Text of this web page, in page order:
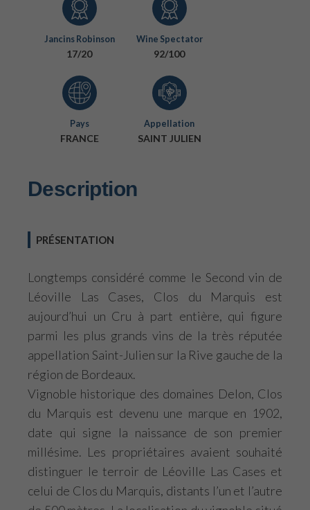
Jancins Robinson
17/20
Wine Spectator
92/100
Pays
FRANCE
Appellation
SAINT JULIEN
Description
PRÉSENTATION
Longtemps considéré comme le Second vin de
Léoville Las Cases, Clos du Marquis est
aujourd’hui un Cru à part entière, qui figure
parmi les plus grands vins de la très réputée
appellation Saint-Julien sur la Rive gauche de la
région de Bordeaux.
Vignoble historique des domaines Delon, Clos
du Marquis est devenu une marque en 1902,
date qui signe la naissance de son premier
millésime. Les propriétaires avaient souhaité
distinguer le terroir de Léoville Las Cases et
celui de Clos du Marquis, distants l’un et l’autre